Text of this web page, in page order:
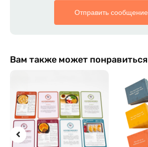
Отправить сообщение
Вам также может понравиться